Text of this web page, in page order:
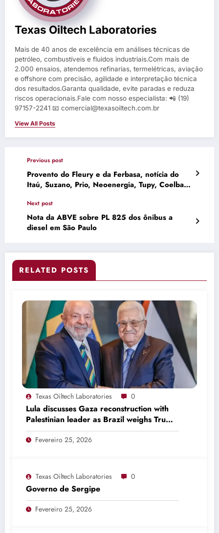
Texas Oiltech Laboratories
Mais de 40 anos de excelência em análises técnicas de
petróleo, combustíveis e fluidos industriais.Com mais de
2.000 ensaios, atendemos refinarias, termelétricas, aviação
e offshore com precisão, agilidade e interpretação técnica
dos resultados.Garanta qualidade, evite paradas e reduza
riscos operacionais.Fale com nosso especialista: 📲 (19)
97157-2241 📧 comercial@texasoiltech.com.br
View All Posts
Previous post
Provento do Fleury e da Ferbasa, notícia do
Itaú, Suzano, Prio, Neoenergia, Tupy, Coelba,
Next post
Nota da ABVE sobre PL 825 dos ônibus a
diesel em São Paulo
RELATED POSTS
Texas Oiltech Laboratories 0
Lula discusses Gaza reconstruction with
Palestinian leader as Brazil weighs Trump
invitation
Fevereiro 25, 2026
Texas Oiltech Laboratories 0
Governo de Sergipe
Fevereiro 25, 2026